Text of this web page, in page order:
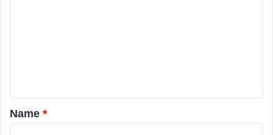
a
r
Name *